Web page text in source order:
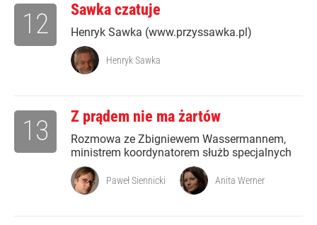
Sawka czatuje
Henryk Sawka (www.przyssawka.pl)
12
Henryk Sawka
Z prądem nie ma żartów
Rozmowa ze Zbigniewem Wassermannem,
ministrem koordynatorem służb specjalnych
13
Paweł Siennicki Anita Werner